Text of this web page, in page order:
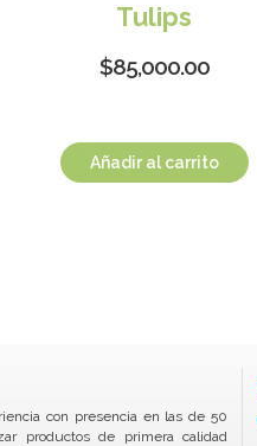
Tulips
$85,000.00
Añadir al carrito
con presencia en las de 50
productos de primera calidad